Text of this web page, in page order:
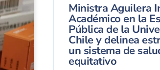
Ministra Aguilera
Académico en la
Pública de la
Chile y delinea
un sistema de
equitativo